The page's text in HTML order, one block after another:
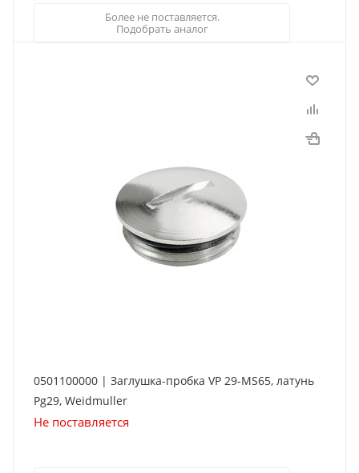
Более не поставляется.
Подобрать аналог
0501100000 | Заглушка-пробка VP 29-MS65, латунь
Pg29, Weidmuller
Не поставляется